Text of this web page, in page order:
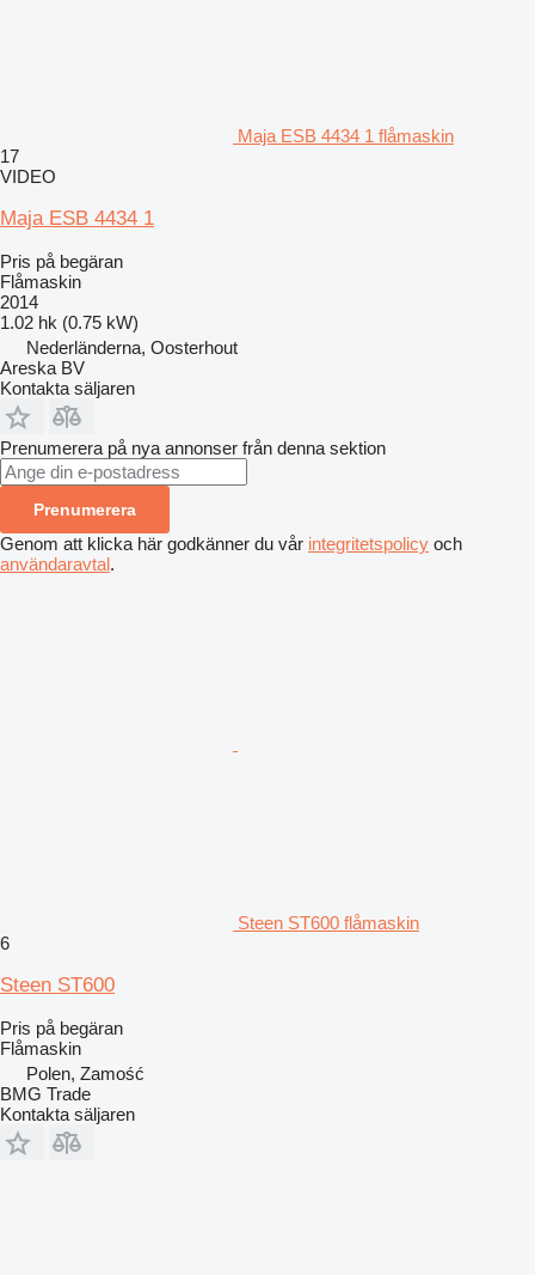
Maja ESB 4434 1 flåmaskin
17
VIDEO
Maja ESB 4434 1
Pris på begäran
Flåmaskin
2014
1.02 hk (0.75 kW)
Nederländerna, Oosterhout
Areska BV
Kontakta säljaren
Prenumerera på nya annonser från denna sektion
Prenumerera
Genom att klicka här godkänner du vår integritetspolicy och
användaravtal.
Steen ST600 flåmaskin
6
Steen ST600
Pris på begäran
Flåmaskin
Polen, Zamość
BMG Trade
Kontakta säljaren